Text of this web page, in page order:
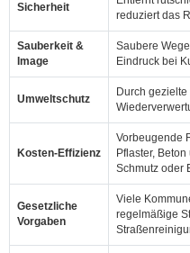
Sicherheit
reduziert das
Sauberkeit &
Image
Saubere
Eindruck bei
Umweltschutz
Durch
Kosten‑Effizienz
Vorbeugende
Pflaster,
Schmutz oder
Gesetzliche
Vorgaben
Viele
regelmäßige